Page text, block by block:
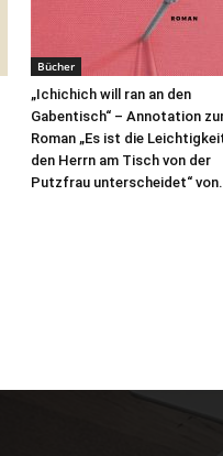
Bücher
„Ichichich will ran an den
Gabentisch“ – Annotation
Roman „Es ist die
den Herrn am Tisch von der
Putzfrau unterscheidet“